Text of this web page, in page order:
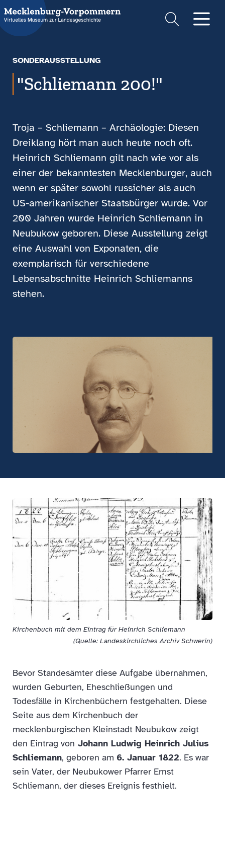
Suche
SONDERAUSSTELLUNG
"Schliemann 200!"
Troja – Schliemann – Archäologie: Diesen
Dreiklang hört man auch heute noch oft.
Heinrich Schliemann gilt nach wie vor als
einer der bekanntesten Mecklenburger, auch
wenn er später sowohl russicher als auch
US-amerikanischer Staatsbürger wurde. Vor
200 Jahren wurde Heinrich Schliemann in
Neubukow geboren. Diese Ausstellung zeigt
eine Auswahl von Exponaten, die
exemplarisch für verschiedene
Lebensabschnitte Heinrich Schliemanns
stehen.
(Quelle: Landeskirchliches Archiv Schwerin)
Kirchenbuch mit dem Eintrag für Heinrich Schliemann
Bevor Standesämter diese Aufgabe übernahmen,
wurden Geburten, Eheschließungen und
Todesfälle in Kirchenbüchern festgehalten. Diese
Seite aus dem Kirchenbuch der
mecklenburgischen Kleinstadt Neubukow zeigt
den Eintrag von Johann Ludwig Heinrich Julius
Schliemann, geboren am 6. Januar 1822. Es war
sein Vater, der Neubukower Pfarrer Ernst
Schliemann, der dieses Ereignis festhielt.